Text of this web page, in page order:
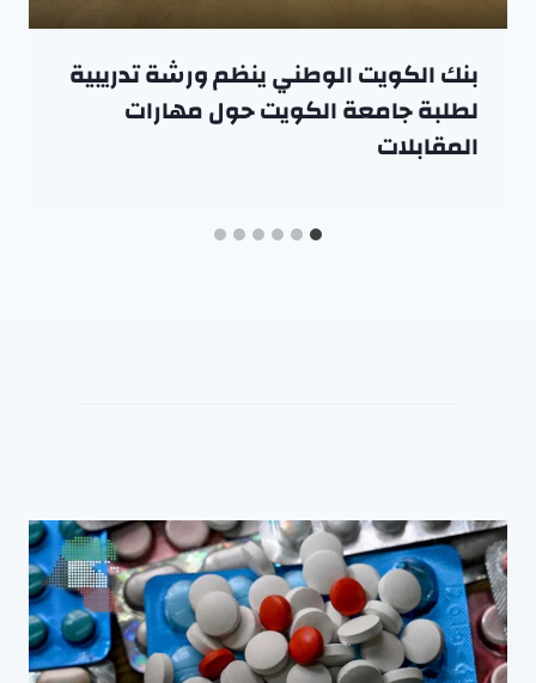
بنك الكويت الوطني ينظم ورشة تدريبية
لطلبة جامعة الكويت حول مهارات
المقابلات